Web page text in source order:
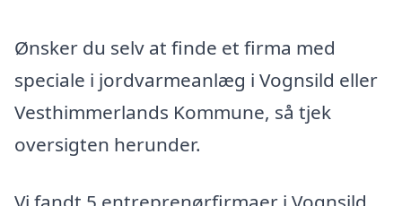
Ønsker du selv at finde et firma med
speciale i jordvarmeanlæg i Vognsild eller
Vesthimmerlands Kommune, så tjek
oversigten herunder.